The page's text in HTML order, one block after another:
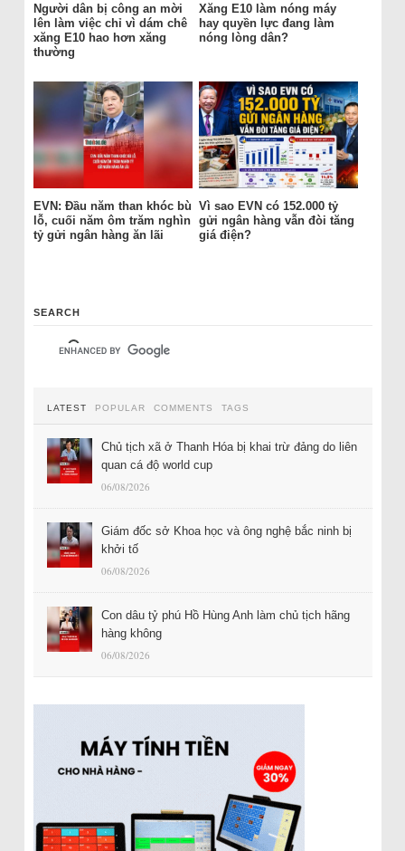
Người dân bị công an mời
lên làm việc chỉ vì dám chê
xăng E10 hao hơn xăng
thường
Xăng E10 làm nóng máy
hay quyền lực đang làm
nóng lòng dân?
EVN: Đầu năm than khóc bù
lỗ, cuối năm ôm trăm nghìn
tỷ gửi ngân hàng ăn lãi
Vì sao EVN có 152.000 tỷ
gửi ngân hàng vẫn đòi tăng
giá điện?
SEARCH
LATEST POPULAR COMMENTS TAGS
Chủ tịch xã ở Thanh Hóa bị khai trừ đảng do liên
quan cá độ world cup
06/08/2026
Giám đốc sở Khoa học và ông nghệ bắc ninh bị
khởi tố
06/08/2026
Con dâu tỷ phú Hồ Hùng Anh làm chủ tịch hãng
hàng không
06/08/2026